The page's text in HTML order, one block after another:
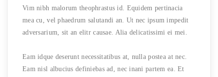
Vim nibh malorum theophrastus id. Equidem pertinacia
mea cu, vel phaedrum salutandi an. Ut nec ipsum impedit
adversarium, sit an elitr causae. Alia delicatissimi ei mei.
Eam idque deserunt necessitatibus at, nulla postea at nec.
Eam nisl albucius definiebas ad, nec inani partem ea. Et